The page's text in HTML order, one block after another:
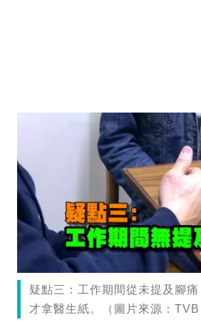
疑點三：工作期間從未提及腳痛
才拿醫生紙。（圖片來源：TVB